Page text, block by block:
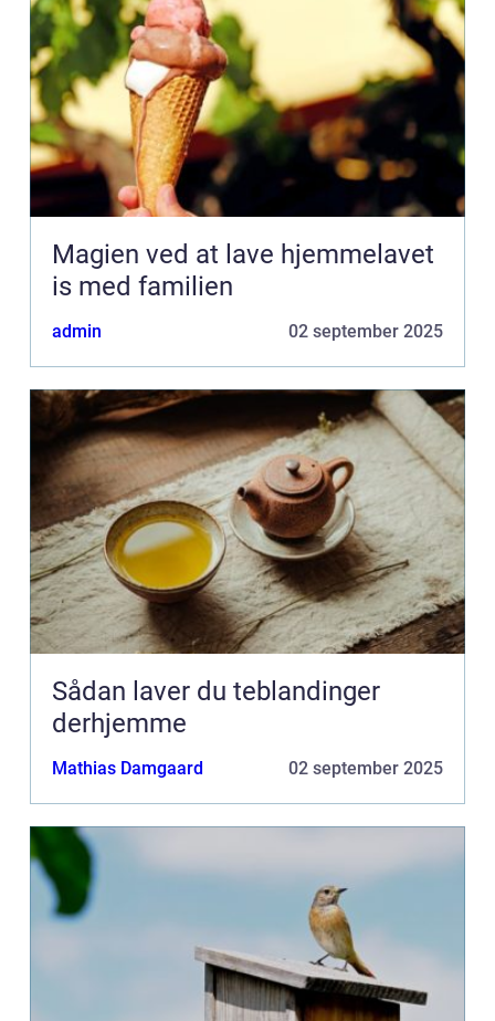
Magien ved at lave hjemmelavet
is med familien
admin 02 september 2025
Sådan laver du teblandinger
derhjemme
Mathias Damgaard 02 september 2025